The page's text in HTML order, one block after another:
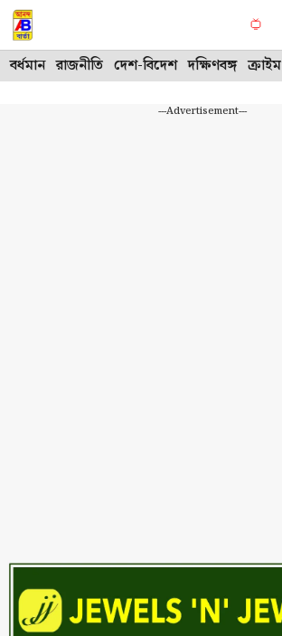
Skip
to
content
বর্ধমান রাজনীতি দেশ-বিদেশ দক্ষিণবঙ্গ ক্রাইম
---Advertisement---